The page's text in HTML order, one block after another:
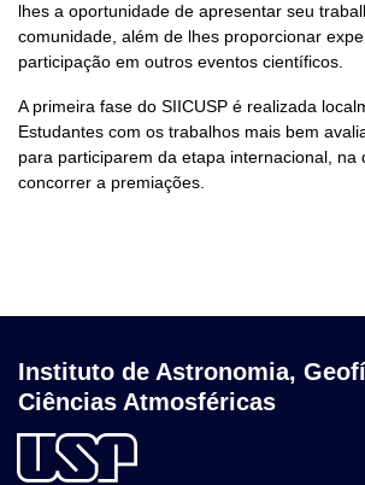
lhes a oportunidade de apresentar seu
comunidade, além de lhes proporcionar
participação em outros eventos científicos.
A primeira fase do SIICUSP é realizada
Estudantes com os trabalhos mais bem
para participarem da etapa internacional, na
concorrer a premiações.
Instituto de Astronomia,
Ciências Atmosféricas